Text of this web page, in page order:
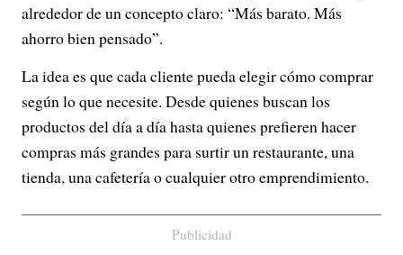
alrededor de un concepto claro: “Más barato. Más
ahorro bien pensado”.
La idea es que cada cliente pueda elegir cómo comprar
según lo que necesite. Desde quienes buscan los
productos del día a día hasta quienes prefieren hacer
compras más grandes para surtir un restaurante, una
tienda, una cafetería o cualquier otro emprendimiento.
Publicidad